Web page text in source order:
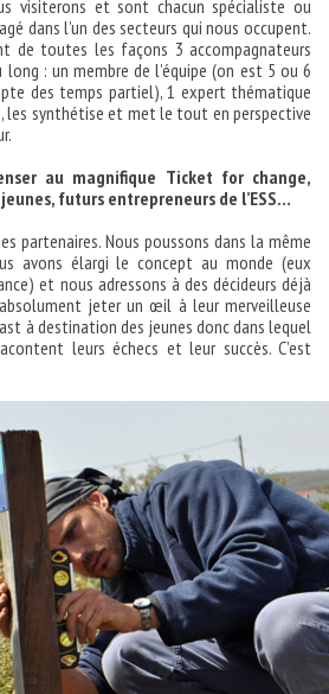
visiterons et sont chacun spécialiste ou
dans l’un des secteurs qui nous occupent.
de toutes les façons 3 accompagnateurs
: un membre de l’équipe (on est 5 ou 6
des temps partiel), 1 expert thématique
les synthétise et met le tout en perspective
au magnifique Ticket for change,
futurs entrepreneurs de l’ESS…
partenaires. Nous poussons dans la même
avons élargi le concept au monde (eux
et nous adressons à des décideurs déjà
jeter un œil à leur merveilleuse
à destination des jeunes donc dans lequel
leurs échecs et leur succès. C’est